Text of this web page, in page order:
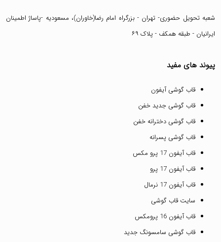
شعبه تحویل حضوری- تهران - بزرگراه امام رضا(خاوران)، مسعودیه -پاساژ اطمینان
ایرانیان - طبقه همکف - پلاک ۶۹
پیوند های مفید
قاب گوشی آیفون
قاب گوشی جدید خفن
قاب گوشی دخترانه خفن
قاب گوشی پسرانه
قاب آیفون 17 پرو مکس
قاب آیفون 17 پرو
قاب آیفون 17 نرمال
سایت قاب گوشی
قاب آیفون 16 پرومکس
قاب گوشی سامسونگ جدید